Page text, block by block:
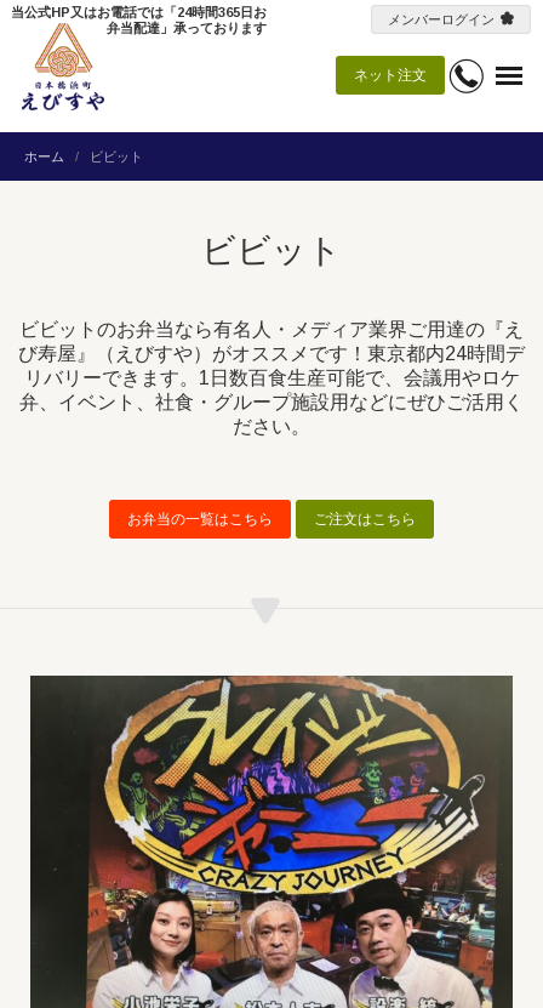
ネット注文
当公式HP又はお電話では「24時間365日お
弁当配達」承っております
メンバーログイン
ホーム ビビット
ビビット
ビビットのお弁当なら有名人・メディア業界ご用達の『え
び寿屋』（えびすや）がオススメです！東京都内24時間デ
リバリーできます。1日数百食生産可能で、会議用やロケ
弁、イベント、社食・グループ施設用などにぜひご活用く
ださい。
お弁当の一覧はこちら ご注文はこちら